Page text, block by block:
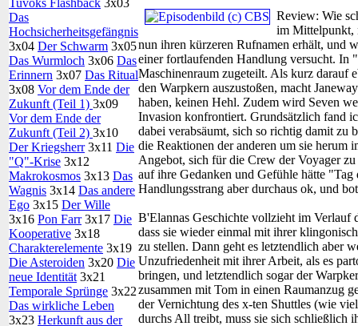
Tuvoks Flashback 3x03
Das
Hochsicherheitsgefängnis
3x04 Der Schwarm 3x05
Das Wurmloch 3x06 Das
Erinnern 3x07 Das Ritual
3x08 Vor dem Ende der
Zukunft (Teil 1) 3x09
Vor dem Ende der
Zukunft (Teil 2) 3x10
Der Kriegsherr3x11 Die
"Q"-Krise 3x12
Makrokosmos 3x13 Das
Wagnis 3x14 Das andere
Ego 3x15 Der Wille
3x16 Pon Farr3x17 Die
Kooperative 3x18
Charakterelemente 3x19
Die Asteroiden 3x20 Die
neue Identität 3x21
Temporale Sprünge 3x22
Das wirkliche Leben
3x23 Herkunft aus der
Review: Wie
im Mittelpunkt,
nun ihren kürzeren Rufnamen erhält, und
einer fortlaufenden Handlung versucht. In
Maschinenraum zugeteilt. Als kurz darauf
den Warpkern auszustoßen, macht
haben, keinen Hehl. Zudem wird Seven
Invasion konfrontiert. Grundsätzlich fand
dabei verabsäumt, sich so richtig damit zu
die Reaktionen der anderen um sie
Angebot, sich für die Crew der Voyager
auf ihre Gedanken und Gefühle hätte
Handlungsstrang aber durchaus ok, und
B'Elannas Geschichte vollzieht im Verlauf
dass sie wieder einmal mit ihrer
zu stellen. Dann geht es letztendlich aber
Unzufriedenheit mit ihrer Arbeit, als es
bringen, und letztendlich sogar der
zusammen mit Tom in einen Raumanzug
der Vernichtung des x-ten Shuttles (wie
durchs All treibt, muss sie sich schließlich